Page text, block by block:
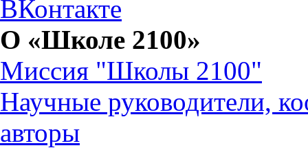
ВКонтакте
О «Школе 2100»
Миссия "Школы 2100"
Научные руководители,
авторы